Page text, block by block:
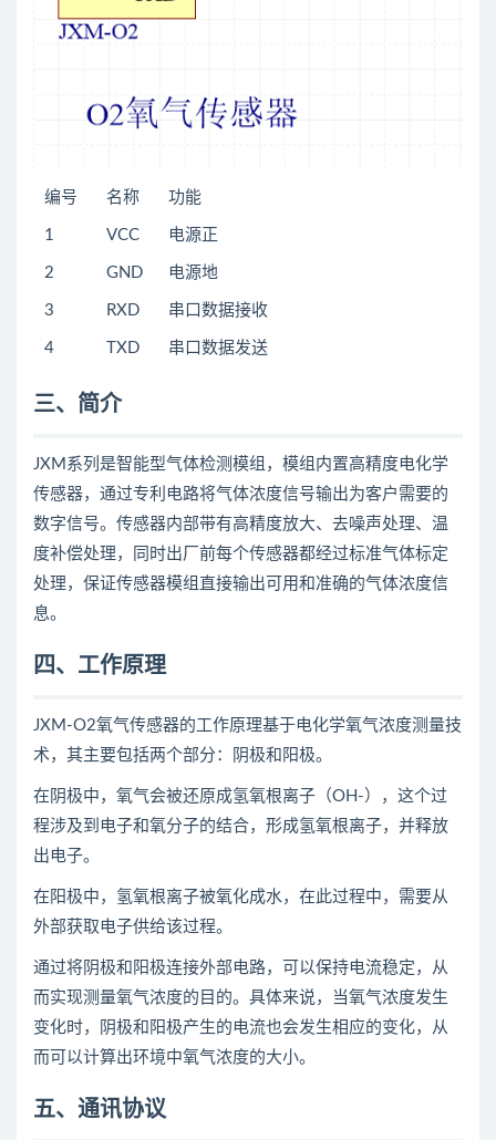
编号 名称 功能
1 VCC 电源正
2 GND 电源地
3 RXD 串口数据接收
4 TXD 串口数据发送
三、简介
JXM系列是智能型气体检测模组，模组内置高精度电化学
传感器，通过专利电路将气体浓度信号输出为客户需要的
数字信号。传感器内部带有高精度放大、去噪声处理、温
度补偿处理，同时出厂前每个传感器都经过标准气体标定
处理，保证传感器模组直接输出可用和准确的气体浓度信
息。
四、工作原理
JXM-O2氧气传感器的工作原理基于电化学氧气浓度测量技
术，其主要包括两个部分：阴极和阳极。
在阴极中，氧气会被还原成氢氧根离子（OH-），这个过
程涉及到电子和氧分子的结合，形成氢氧根离子，并释放
出电子。
在阳极中，氢氧根离子被氧化成水，在此过程中，需要从
外部获取电子供给该过程。
通过将阴极和阳极连接外部电路，可以保持电流稳定，从
而实现测量氧气浓度的目的。具体来说，当氧气浓度发生
变化时，阴极和阳极产生的电流也会发生相应的变化，从
而可以计算出环境中氧气浓度的大小。
五、通讯协议